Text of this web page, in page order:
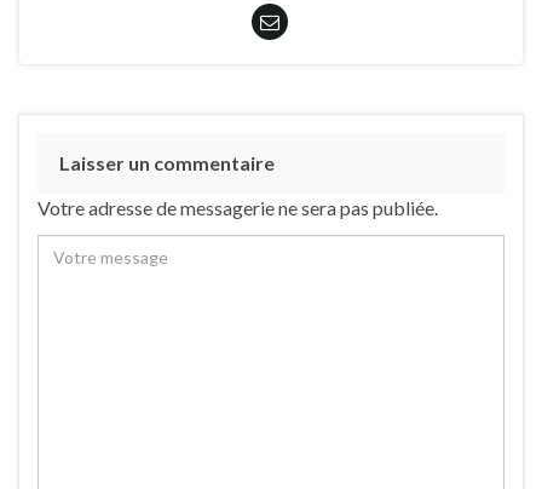
Laisser un commentaire
Votre adresse de messagerie ne sera pas publiée.